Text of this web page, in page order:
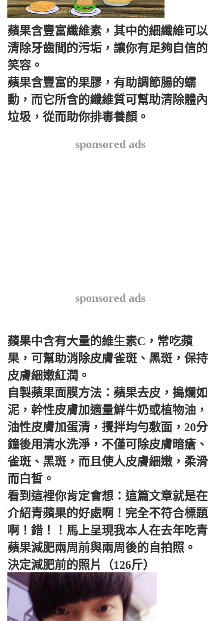
蘋果含豐富纖維素，其中的細纖維可以
清除牙齒間的污垢，讓你有足夠自信的
笑容。
蘋果含豐富的果膠，有助調節腸的蠕
動，而它所含的纖維質可幫助清除體內
垃圾，從而助你排毒養顏。
sponsored ads
sponsored ads
蘋果中含有大量的維生素C，常吃蘋
果，可幫助消除皮膚雀斑、黑斑，保持
皮膚細嫩紅潤。
自製蘋果面膜方法：蘋果去皮，搗爛如
泥，幹性皮膚加適量鮮牛奶或植物油，
油性皮膚加蛋清，攪拌均勻敷面，20分
鐘後用清水洗淨，不僅可除皮膚暗瘡、
雀斑、黑斑，而且使人皮膚細嫩，柔滑
而白皙。
看到這裡你肯定會想：這篇文章就是在
介紹青蘋果的好處啊！完全不符合標題
啊！錯！！馬上呈現我本人在去年吃青
蘋果減肥兩周前與兩周後的自拍照。
決定減肥前的照片（126斤）